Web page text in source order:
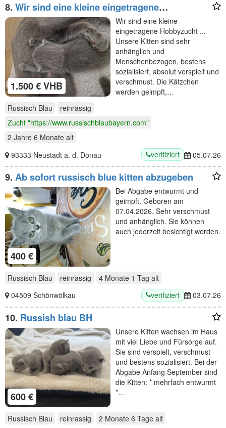
8. Wir sind eine kleine eingetragene
Hobbyzucht ... Unsere
1.500 € VHB
Wir sind eine kleine
eingetragene Hobbyzucht ...
Unsere Kitten sind sehr
anhänglich und
Menschenbezogen, bestens
sozialisiert, absolut verspielt und
verschmust. Die Kätzchen
werden geimpft,…
Russisch Blau
reinrassig
Zucht "https://www.russischblaubayern.com"
2 Jahre 6 Monate alt
93333 Neustadt a. d. Donau
verifiziert 05.07.26
9. Ab sofort russisch blue kitten abzugeben
400 €
Bei Abgabe entwurmt und
geimpft. Geboren am
07.04.2026. Sehr verschmust
und anhänglich. Sie können
auch jederzeit besichtigt werden.
Russisch Blau reinrassig 4 Monate 1 Tag alt
04509 Schönwölkau
verifiziert 03.07.26
10. Russish blau BH
600 €
Unsere Kitten wachsen im Haus
mit viel Liebe und Fürsorge auf.
Sie sind verspielt, verschmust
und bestens sozialisiert. Bei der
Abgabe Anfang September sind
die Kitten: * mehrfach entwurmt
*…
Russisch Blau reinrassig 2 Monate 6 Tage alt